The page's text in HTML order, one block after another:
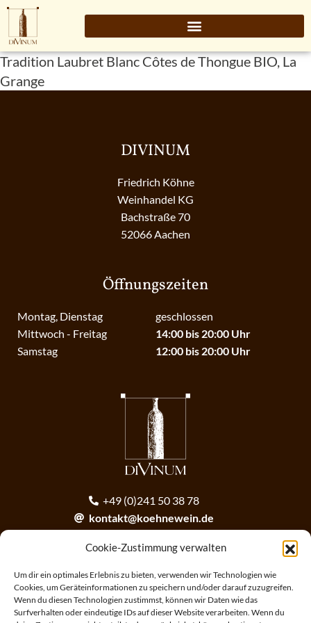
Cookie-Zustimmung verwalten
Um dir ein optimales Erlebnis zu bieten, verwenden wir Technologien wie
Cookies, um Geräteinformationen zu speichern und/oder darauf zuzugreifen.
Wenn du diesen Technologien zustimmst, können wir Daten wie das
Surfverhalten oder eindeutige IDs auf dieser Website verarbeiten. Wenn du
Tradition Laubret Blanc Côtes de Thongue BIO, La
Grange
DIVINUM
Friedrich Köhne
Weinhandel KG
Bachstraße 70
52066 Aachen
Öffnungszeiten
Montag, Dienstag
Mittwoch - Freitag
Samstag
geschlossen
14:00 bis 20:00 Uhr
12:00 bis 20:00 Uhr
+49 (0)241 50 38 78
kontakt@koehnewein.de
Anmeldung zum Newsletter
ANMELDEN